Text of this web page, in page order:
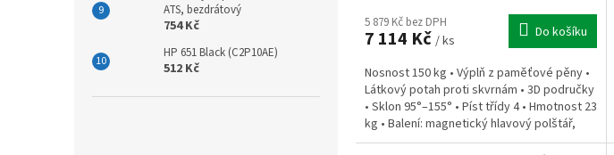
ATS, bezdrátový
754 Kč
HP 651 Black (C2P10AE)
512 Kč
5 879 Kč bez DPH
7 114 Kč / ks Do košíku
Nosnost 150 kg • Výplň z paměťové pěny •
Látkový potah proti skvrnám • 3D područky
• Sklon 95°–155° • Píst třídy 4 • Hmotnost 23
kg • Balení: magnetický hlavový polštář,
bederní...